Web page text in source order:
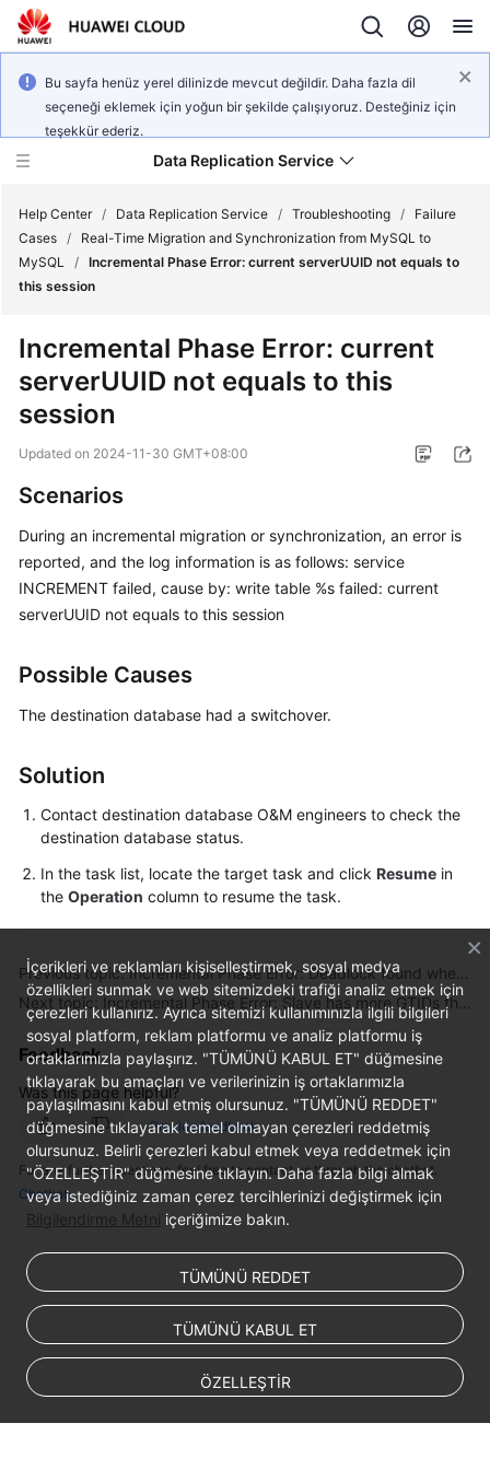
Bu sayfa henüz yerel dilinizde mevcut değildir. Daha fazla dil
seçeneği eklemek için yoğun bir şekilde çalışıyoruz. Desteğiniz için
teşekkür ederiz.
Data Replication Service
What's
Service
Overview
Started
User
Guide
Security
Reference
SDK
Reference
Troubleshooting
Videos
More
Documents
General
Reference
Responsibilities
Service
Level
Help Center / Data Replication Service / Troubleshooting /
Failure
Cases /
Real-Time Migration and Synchronization from MySQL to
MySQL / Incremental Phase Error: current serverUUID not equals to
this session
Incremental Phase Error: current
serverUUID not equals to this
session
Updated on 2024-11-30 GMT+08:00
Scenarios
During an incremental migration or synchronization, an error is
reported, and the log information is as follows: service
INCREMENT failed, cause by: write table %s failed: current
serverUUID not equals to this session
Possible Causes
The destination database had a switchover.
Solution
Contact destination database O&M engineers to check the
destination database status.
In the task list, locate the target task and click Resume in
the Operation column to resume the task.
Feedback
Was this page helpful?
Provide feedback
For any further questions, feel free to contact us through the chatbot.
Chatbot
İçerikleri ve reklamları kişiselleştirmek, sosyal medya
özellikleri sunmak ve web sitemizdeki trafiği analiz etmek için
çerezleri kullanırız. Ayrıca sitemizi kullanımınızla ilgili bilgileri
sosyal platform, reklam platformu ve analiz platformu iş
ortaklarımızla paylaşırız. "TÜMÜNÜ KABUL ET" düğmesine
tıklayarak bu amaçları ve verilerinizin iş ortaklarımızla
paylaşılmasını kabul etmiş olursunuz. "TÜMÜNÜ REDDET"
düğmesine tıklayarak temel olmayan çerezleri reddetmiş
olursunuz. Belirli çerezleri kabul etmek veya reddetmek için
"ÖZELLEŞTİR" düğmesine tıklayın. Daha fazla bilgi almak
veya istediğiniz zaman çerez tercihlerinizi değiştirmek için
Bilgilendirme Metni içeriğimize bakın.
TÜMÜNÜ REDDET
TÜMÜNÜ KABUL ET
ÖZELLEŞTİR